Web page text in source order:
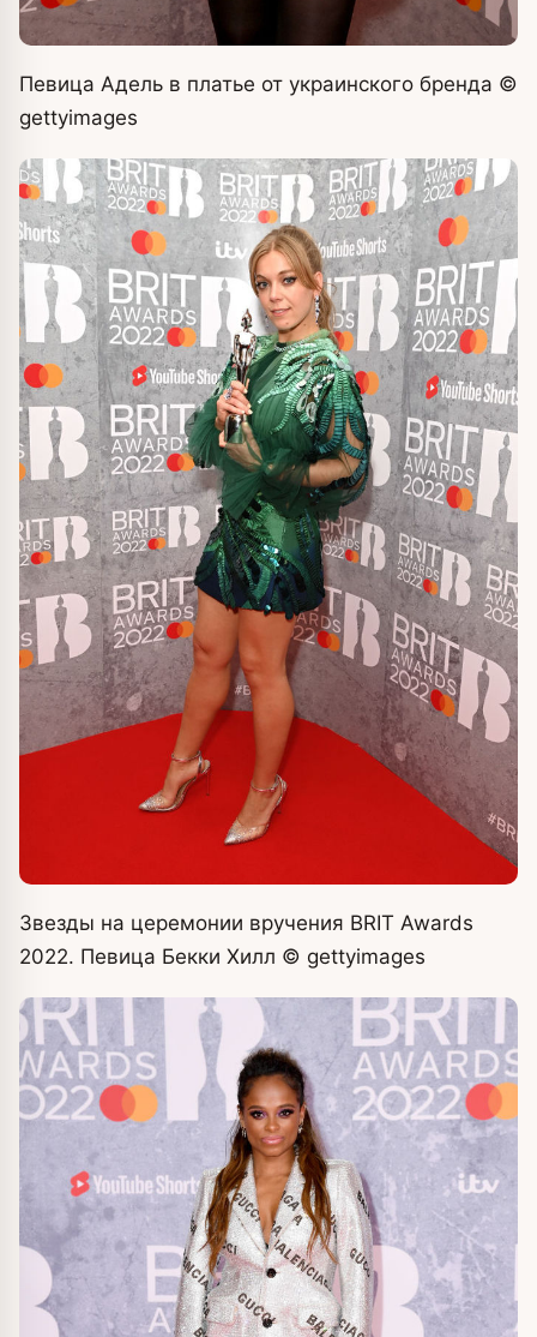
Певица Адель в платье от украинского бренда ©
gettyimages
Звезды на церемонии вручения BRIT Awards
2022. Певица Бекки Хилл © gettyimages